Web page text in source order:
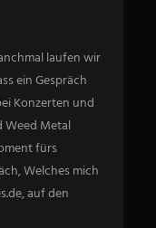
laufen wir
ein Gespräch
Konzerten und
Weed Metal
fürs
Welches mich
auf den